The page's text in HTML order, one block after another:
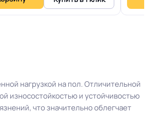
30 м
для линолеума марок: EUROBASE 425 /
EUROPROF 522 контакт / EUROPROF 521
нагрузкой на пол. Отличительной
износостойкостью и устойчивостью
что значительно облегчает